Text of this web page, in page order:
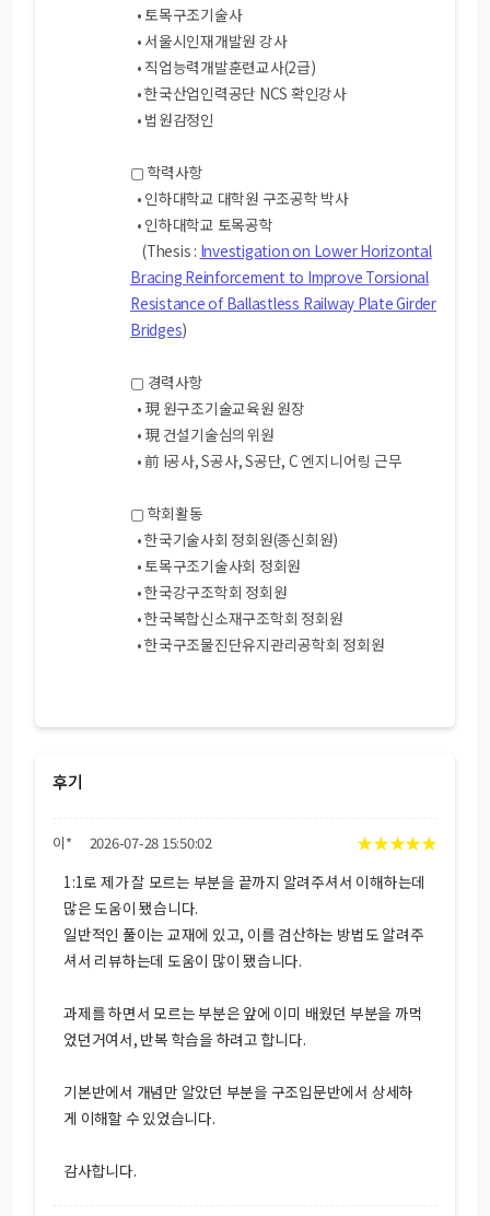
• 토목구조기술사
• 서울시인재개발원 강사
• 직업능력개발훈련교사(2급)
• 한국산업인력공단 NCS 확인강사
• 법원감정인
▢ 학력사항
• 인하대학교 대학원 구조공학 박사
• 인하대학교 토목공학
(Thesis : Investigation on Lower Horizontal
Bracing Reinforcement to Improve Torsional
Resistance of Ballastless Railway Plate Girder
Bridges)
▢ 경력사항
• 現 원구조기술교육원 원장
• 現 건설기술심의위원
• 前 I공사, S공사, S공단, C 엔지니어링 근무
▢ 학회활동
• 한국기술사회 정회원(종신회원)
• 토목구조기술사회 정회원
• 한국강구조학회 정회원
• 한국복합신소재구조학회 정회원
• 한국구조물진단유지관리공학회 정회원
후기
이* 2026-07-28 15:50:02 ★★★★★
1:1로 제가 잘 모르는 부분을 끝까지 알려주셔서 이해하는데
많은 도움이 됐습니다.
일반적인 풀이는 교재에 있고, 이를 검산하는 방법도 알려주
셔서 리뷰하는데 도움이 많이 됐습니다.
과제를 하면서 모르는 부분은 앞에 이미 배웠던 부분을 까먹
었던거여서, 반복 학습을 하려고 합니다.
기본반에서 개념만 알았던 부분을 구조입문반에서 상세하
게 이해할 수 있었습니다.
감사합니다.